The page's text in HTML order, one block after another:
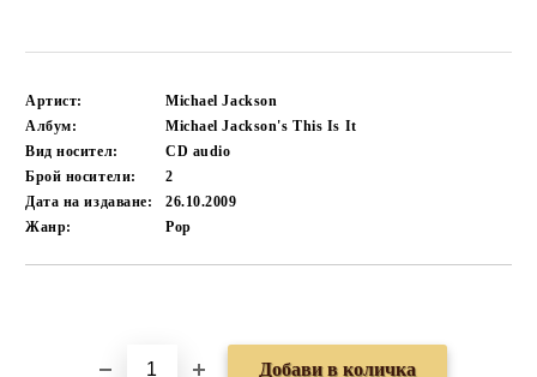
Артист:
Michael Jackson
Албум:
Michael Jackson's This Is It
Вид носител:
CD audio
Брой носители:
2
Дата на издаване:
26.10.2009
Жанр:
Pop